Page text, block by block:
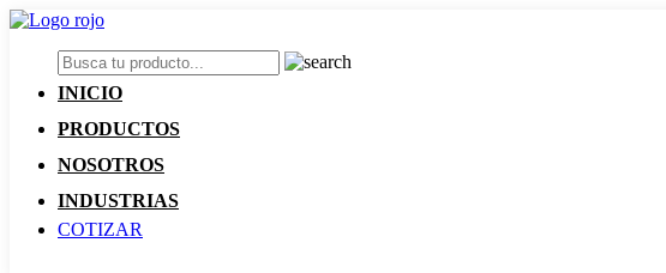
INICIO
PRODUCTOS
NOSOTROS
INDUSTRIAS
COTIZAR